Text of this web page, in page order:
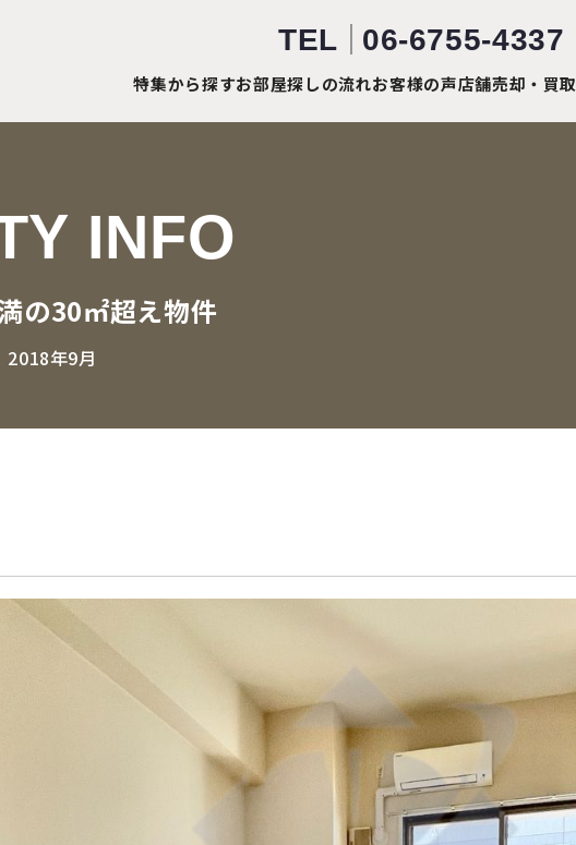
TEL 06-6755-4337
特集から探すお部屋探しの流れお客様の声店舗売却・買取
INFO
の30㎡超え物件
2018年9月